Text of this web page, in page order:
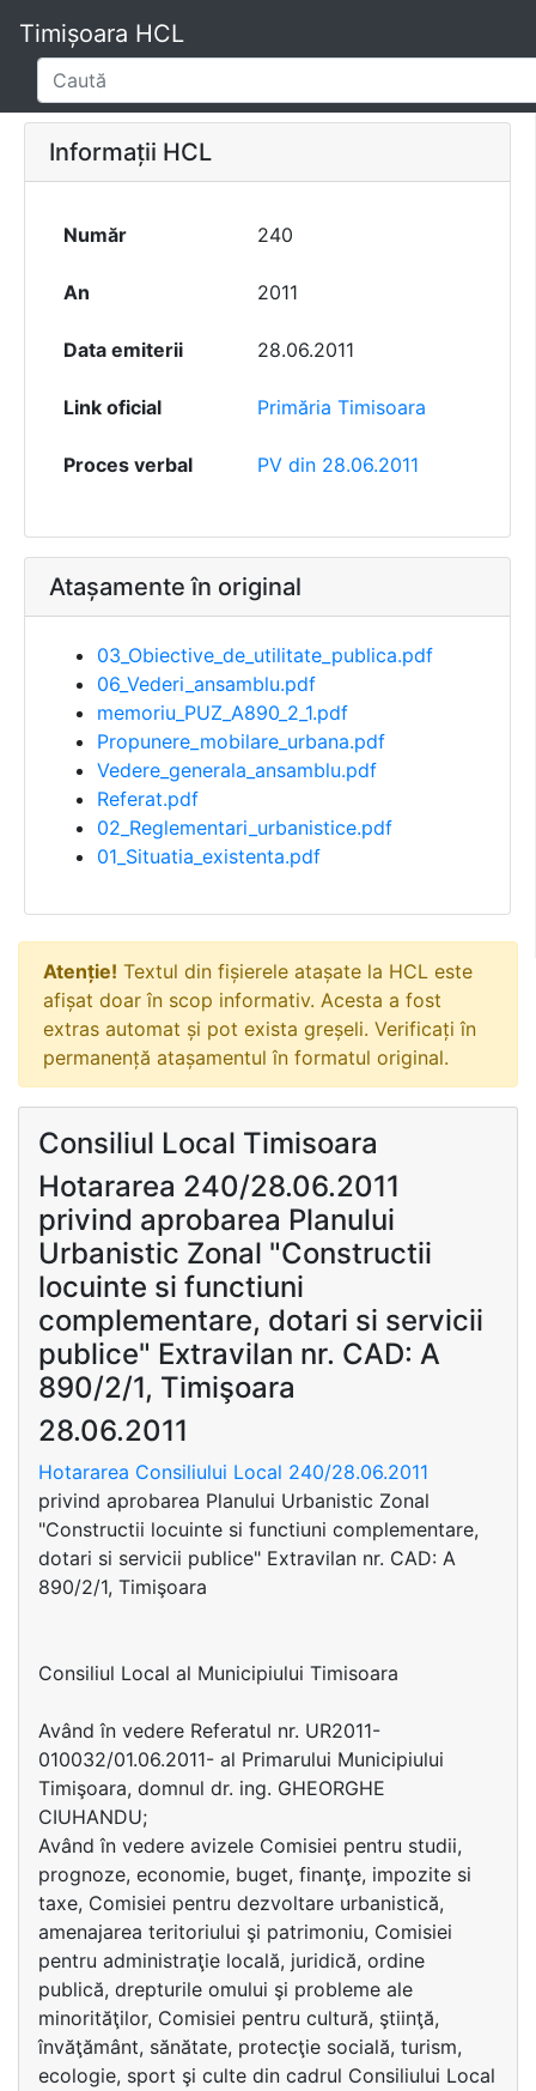
Timișoara HCL
Informații HCL
Număr 240
An 2011
Data emiterii 28.06.2011
Link oficial Primăria Timisoara
Proces verbal PV din 28.06.2011
Atașamente în original
03_Obiective_de_utilitate_publica.pdf
06_Vederi_ansamblu.pdf
memoriu_PUZ_A890_2_1.pdf
Propunere_mobilare_urbana.pdf
Vedere_generala_ansamblu.pdf
Referat.pdf
02_Reglementari_urbanistice.pdf
01_Situatia_existenta.pdf
Atenție! Textul din fișierele atașate la HCL este
afișat doar în scop informativ. Acesta a fost
extras automat și pot exista greșeli. Verificați în
permanență atașamentul în formatul original.
Consiliul Local Timisoara
Hotararea 240/28.06.2011
privind aprobarea Planului
Urbanistic Zonal "Constructii
locuinte si functiuni
complementare, dotari si servicii
publice" Extravilan nr. CAD: A
890/2/1, Timişoara
28.06.2011
Hotararea Consiliului Local 240/28.06.2011
privind aprobarea Planului Urbanistic Zonal
"Constructii locuinte si functiuni complementare,
dotari si servicii publice" Extravilan nr. CAD: A
890/2/1, Timişoara
Consiliul Local al Municipiului Timisoara
Având în vedere Referatul nr. UR2011-
010032/01.06.2011- al Primarului Municipiului
Timişoara, domnul dr. ing. GHEORGHE
CIUHANDU;
Având în vedere avizele Comisiei pentru studii,
prognoze, economie, buget, finanţe, impozite si
taxe, Comisiei pentru dezvoltare urbanistică,
amenajarea teritoriului şi patrimoniu, Comisiei
pentru administraţie locală, juridică, ordine
publică, drepturile omului şi probleme ale
minorităţilor, Comisiei pentru cultură, ştiinţă,
învăţământ, sănătate, protecţie socială, turism,
ecologie, sport şi culte din cadrul Consiliului Local